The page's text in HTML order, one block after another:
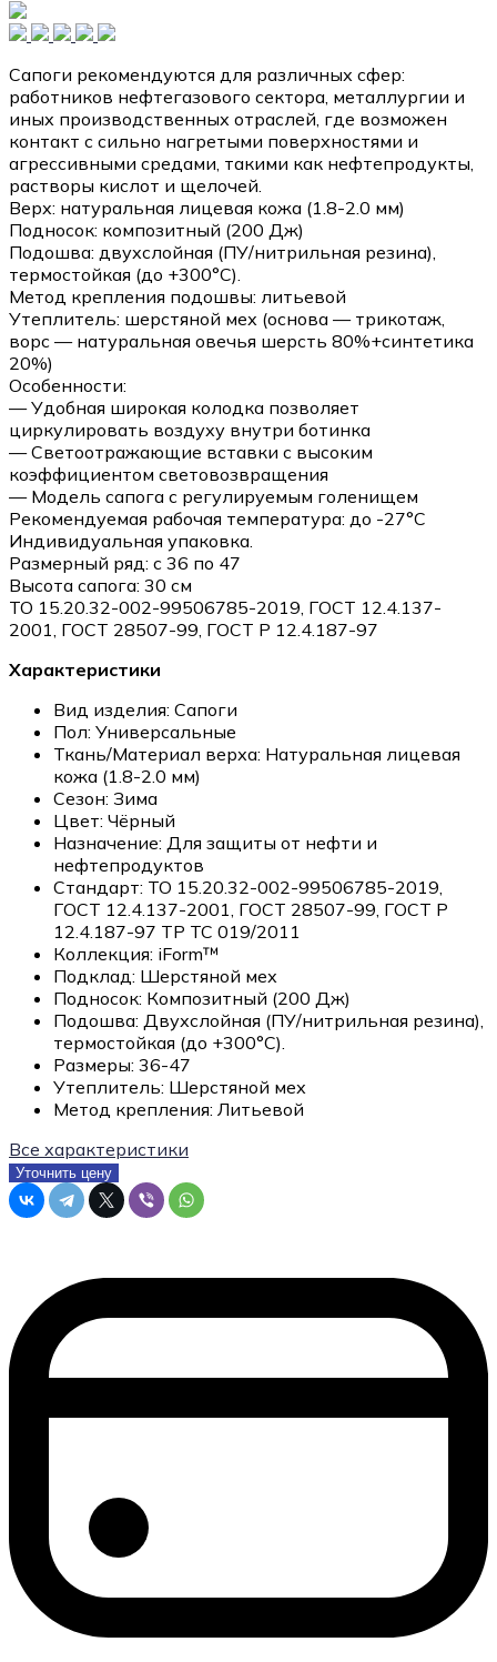
Сапоги рекомендуются для различных сфер:
работников нефтегазового сектора, металлургии и
иных производственных отраслей, где возможен
контакт с сильно нагретыми поверхностями и
агрессивными средами, такими как нефтепродукты,
растворы кислот и щелочей.
Верх: натуральная лицевая кожа (1.8-2.0 мм)
Подносок: композитный (200 Дж)
Подошва: двухслойная (ПУ/нитрильная резина),
термостойкая (до +300°С).
Метод крепления подошвы: литьевой
Утеплитель: шерстяной мех (основа — трикотаж,
ворс — натуральная овечья шерсть 80%+синтетика
20%)
Особенности:
— Удобная широкая колодка позволяет
циркулировать воздуху внутри ботинка
— Светоотражающие вставки с высоким
коэффициентом световозвращения
— Модель сапога с регулируемым голенищем
Рекомендуемая рабочая температура: до -27°С
Индивидуальная упаковка.
Размерный ряд: с 36 по 47
Высота сапога: 30 см
ТО 15.20.32-002-99506785-2019, ГОСТ 12.4.137-
2001, ГОСТ 28507-99, ГОСТ Р 12.4.187-97
Характеристики
Вид изделия: Сапоги
Пол: Универсальные
Ткань/Материал верха: Натуральная лицевая
кожа (1.8-2.0 мм)
Сезон: Зима
Цвет: Чёрный
Назначение: Для защиты от нефти и
нефтепродуктов
Стандарт: ТО 15.20.32-002-99506785-2019,
ГОСТ 12.4.137-2001, ГОСТ 28507-99, ГОСТ Р
12.4.187-97 ТР ТС 019/2011
Коллекция: iForm™
Подклад: Шерстяной мех
Подносок: Композитный (200 Дж)
Подошва: Двухслойная (ПУ/нитрильная резина),
термостойкая (до +300°С).
Размеры: 36-47
Утеплитель: Шерстяной мех
Метод крепления: Литьевой
Все характеристики
Уточнить цену